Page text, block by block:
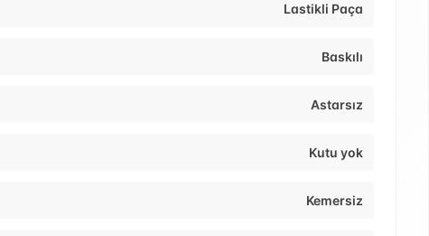
Lastikli Paça
Baskılı
Astarsız
Kutu yok
Kemersiz